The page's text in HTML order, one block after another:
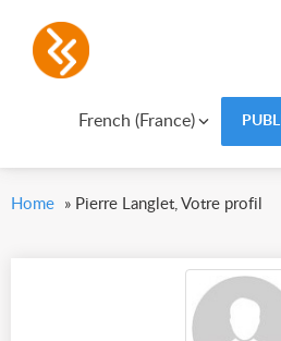
French (France)
Home » Pierre Langlet, Votre profil